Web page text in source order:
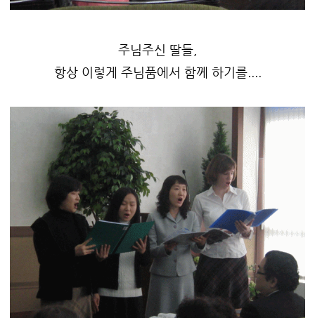
주님주신 딸들,
항상 이렇게 주님품에서 함께 하기를....